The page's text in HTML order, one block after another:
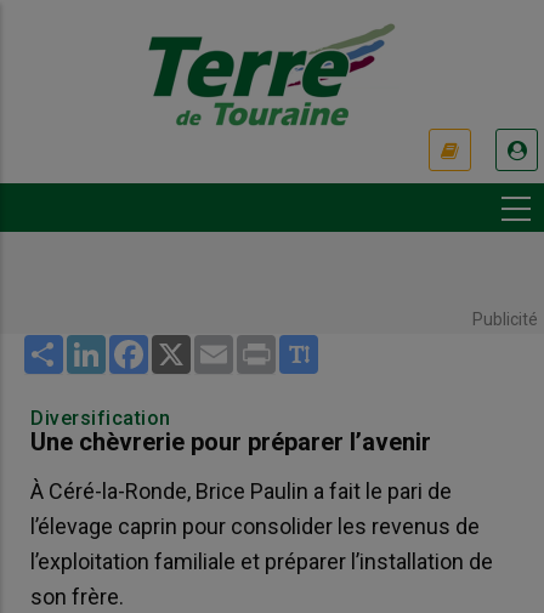
Publicité
Share LinkedInFacebook
X Email Print
Diversification
Une chèvrerie pour préparer l’avenir
À Céré-la-Ronde, Brice Paulin a fait le pari de
l’élevage caprin pour consolider les revenus de
l’exploitation familiale et préparer l’installation de
son frère.